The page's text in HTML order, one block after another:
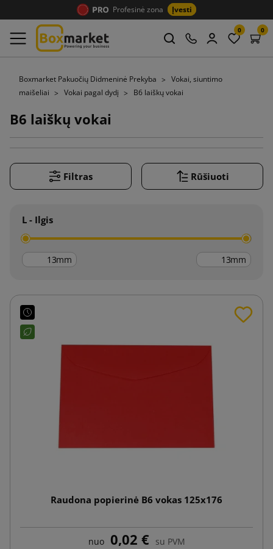
Profesinė zona Įvesti
0 0
Boxmarket Pakuočių Didmeninė Prekyba
Vokai, siuntimo
maišeliai
Vokai pagal dydį B6 laiškų vokai
B6 laiškų vokai
Filtras Rūšiuoti
L - Ilgis
mm mm
Raudona popierinė B6 vokas 125x176
nuo 0,02 € su PVM